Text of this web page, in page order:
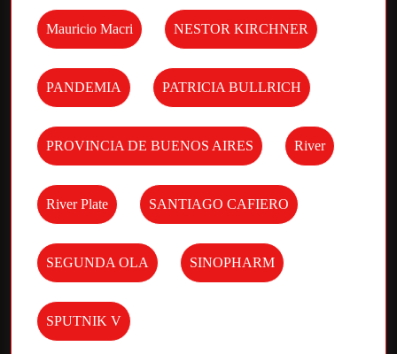
Mauricio Macri NESTOR KIRCHNER
PANDEMIA PATRICIA BULLRICH
PROVINCIA DE BUENOS AIRES River
River Plate SANTIAGO CAFIERO
SEGUNDA OLA SINOPHARM
SPUTNIK V